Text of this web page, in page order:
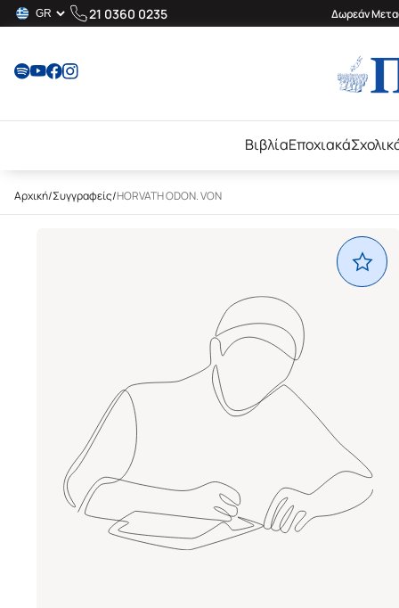
21 0360 0235 Δωρεάν
ΒιβλίαΕποχιακά
Αρχική/Συγγραφείς/HORVATH ODON. VON